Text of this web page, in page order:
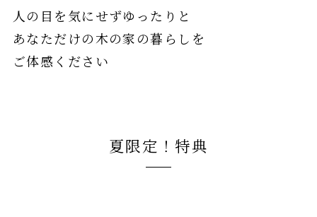
人の目を気にせずゆったりと
あなただけの木の家の暮らしを
ご体感ください
夏限定！特典